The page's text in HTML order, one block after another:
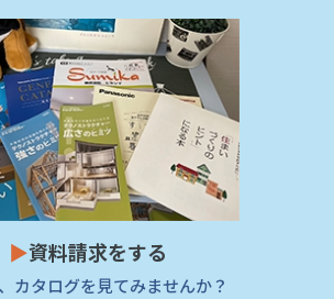
▶資料請求をする
カタログを見てみませんか？